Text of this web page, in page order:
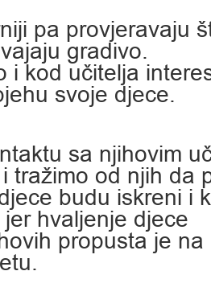
pa provjeravaju
gradivo.
i kod učitelja
svoje djece.
sa njihovim
tražimo od njih da
budu iskreni i
hvaljenje djece
propusta je na